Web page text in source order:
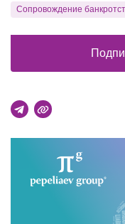
Сопровождение